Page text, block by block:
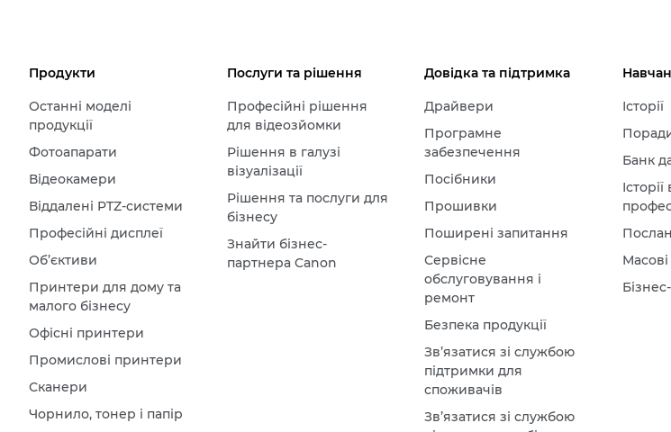
Продукти
Останні моделі
продукції
Фотоапарати
Відеокамери
Віддалені PTZ-системи
Професійні дисплеї
Об’єктиви
Принтери для дому та
малого бізнесу
Офісні принтери
Промислові принтери
Сканери
Чорнило, тонер і папір
Послуги та рішення
Професійні рішення
для відеозйомки
Рішення в галузі
візуалізації
Рішення та послуги для
бізнесу
Знайти бізнес-
партнера Canon
Довідка та підтримка
Драйвери
Програмне
забезпечення
Посібники
Прошивки
Поширені запитання
Сервісне
обслуговування і
ремонт
Безпека продукції
Зв’язатися зі службою
підтримки для
споживачів
Зв’язатися зі службою
Історії
Банк
Історії